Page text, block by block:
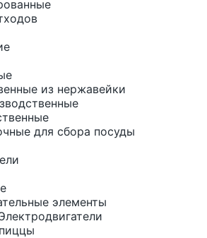
из нержавейки
для сбора посуды
элементы